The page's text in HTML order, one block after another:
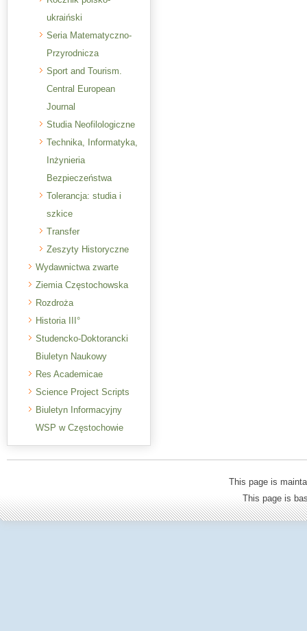
ukraiński
Seria Matematyczno-
Przyrodnicza
Sport and Tourism.
Central European
Journal
Studia Neofilologiczne
Technika, Informatyka,
Inżynieria
Bezpieczeństwa
Tolerancja: studia i
szkice
Transfer
Zeszyty Historyczne
Wydawnictwa zwarte
Ziemia Częstochowska
Rozdroża
Historia III°
Studencko-Doktorancki
Biuletyn Naukowy
Res Academicae
Science Project Scripts
Biuletyn Informacyjny
WSP w Częstochowie
This page is
This page is